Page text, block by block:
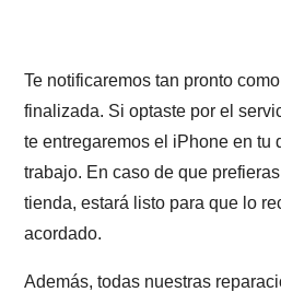
Te notificaremos tan pronto
finalizada. Si optaste por el
te entregaremos el iPhone en tu
trabajo. En caso de que
tienda, estará listo para que lo
acordado.
Además, todas nuestras